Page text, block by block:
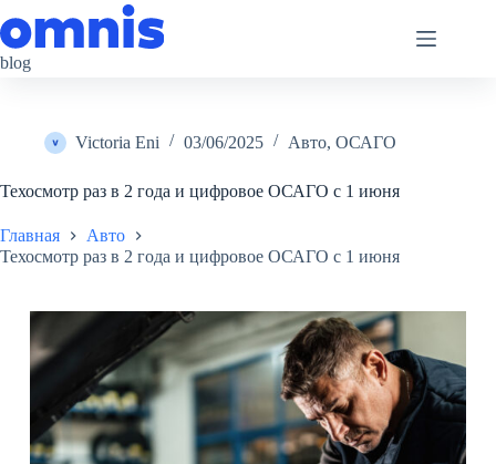
к
сути
blog
Victoria Eni 03/06/2025 Авто, ОСАГО
Техосмотр раз в 2 года и цифровое ОСАГО с 1 июня
Главная
Авто
Техосмотр раз в 2 года и цифровое ОСАГО с 1 июня